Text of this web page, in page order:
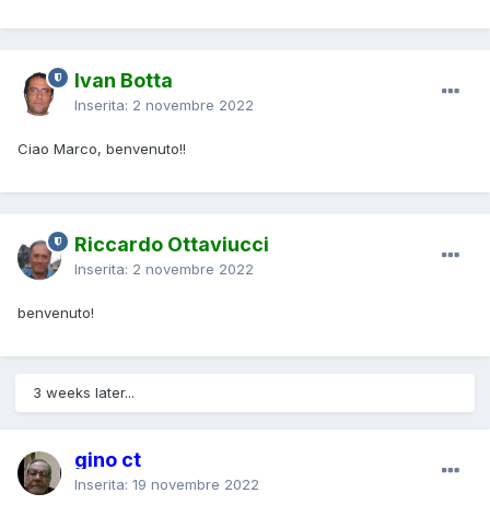
Ivan Botta
Inserita: 2 novembre 2022
Ciao Marco, benvenuto!!
Riccardo Ottaviucci
Inserita: 2 novembre 2022
benvenuto!
3 weeks later...
gino ct
Inserita: 19 novembre 2022